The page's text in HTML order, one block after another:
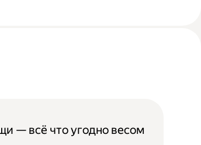
— всё что угодно весом